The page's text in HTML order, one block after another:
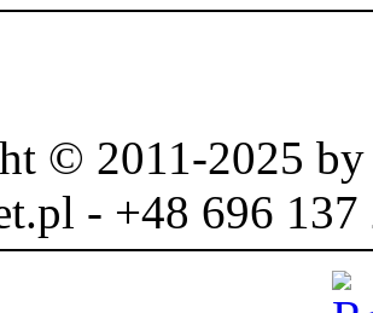
© 2011-2025
- +48 696 137